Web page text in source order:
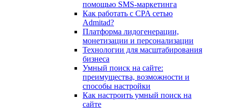
помощью SMS-маркетинга
Как работать с CPA сетью
Admitad?
Платформа лидогенерации,
монетизации и персонализации
Технологии для масштабирования
бизнеса
Умный поиск на сайте:
преимущества, возможности и
способы настройки
Как настроить умный поиск на
сайте